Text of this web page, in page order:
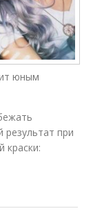
юным
при
краски: